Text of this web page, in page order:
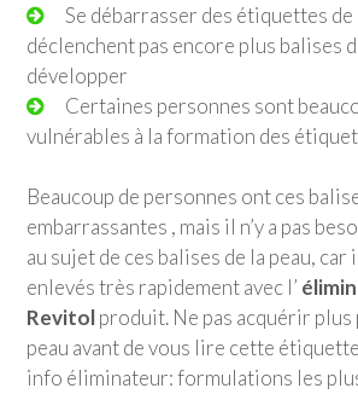
Se débarrasser des étiquettes de
déclenchent pas encore plus balises
développer
Certaines personnes sont
vulnérables à la formation des
Beaucoup de personnes ont ces
embarrassantes , mais il n’y a pas
au sujet de ces balises de la peau,
enlevés très rapidement avec l’
Revitolproduit. Ne pas acquérir
peau avant de vous lire cette
info éliminateur: formulations les